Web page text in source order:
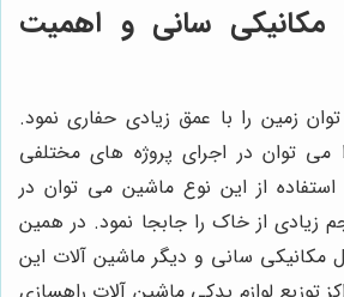
مکانیکی سانی و اهمیت
زمین را با عمق زیادی حفاری نمود.
می توان در اجرای پروژه های مختلفی
از این نوع ماشین می توان در
از خاک را جابجا نمود. در همین
مکانیکی سانی و دیگر ماشین آلات این